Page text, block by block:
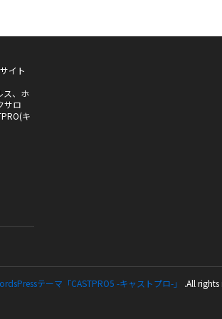
イト
ス、ホ
サロ
キ
テーマ「CASTPRO5 -キャストプロ-」 .All rights